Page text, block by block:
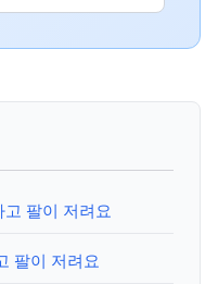
팔이 저려요
팔이 저려요